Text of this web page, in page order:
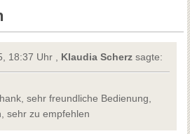
18:37 Uhr , Klaudia Scherz sagte:
sehr freundliche Bedienung,
sehr zu empfehlen